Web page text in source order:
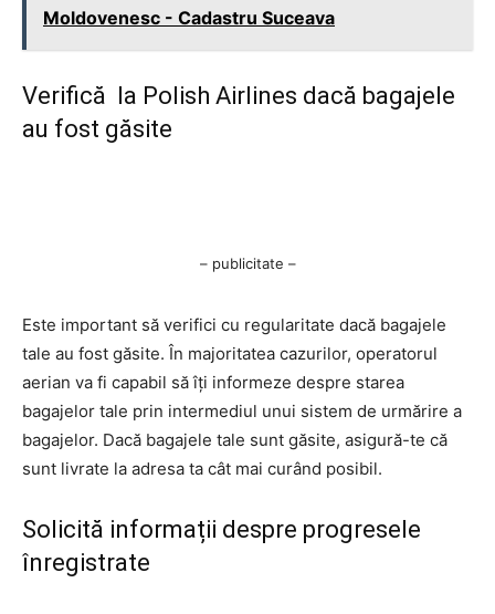
Moldovenesc - Cadastru Suceava
Verifică la Polish Airlines dacă bagajele
au fost găsite
– publicitate –
Este important să verifici cu regularitate dacă bagajele
tale au fost găsite. În majoritatea cazurilor, operatorul
aerian va fi capabil să îți informeze despre starea
bagajelor tale prin intermediul unui sistem de urmărire a
bagajelor. Dacă bagajele tale sunt găsite, asigură-te că
sunt livrate la adresa ta cât mai curând posibil.
Solicită informații despre progresele
înregistrate